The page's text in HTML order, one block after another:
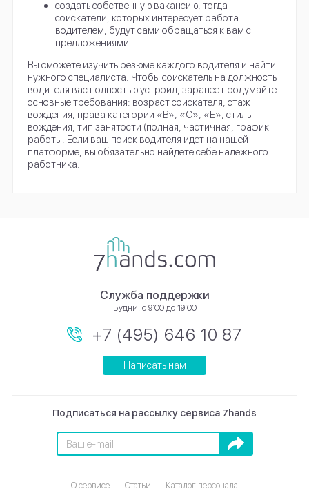
создать собственную вакансию, тогда
соискатели, которых интересует работа
водителем, будут сами обращаться к вам с
предложениями.
Вы сможете изучить резюме каждого водителя и найти
нужного специалиста. Чтобы соискатель на должность
водителя вас полностью устроил, заранее продумайте
основные требования: возраст соискателя, стаж
вождения, права категории «В», «С», «Е», стиль
вождения, тип занятости (полная, частичная, график
работы. Если ваш поиск водителя идет на нашей
платформе, вы обязательно найдете себе надежного
работника.
Подписаться на рассылку сервиса 7hands
Подписаться
Служба поддержки
Будни: с 9:00 до 19:00
+7 (495) 646 10 87
Написать нам
О сервисе Статьи Каталог персонала